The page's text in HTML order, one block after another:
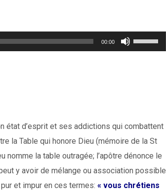
00:00
Utilisez
les
ou
diminuer
le
volume.
état d’esprit et ses addictions qui combattent
la Table qui honore Dieu (mémoire de la St
nomme la table outragée; l’apôtre dénonce le
y avoir de mélange ou association possible
et impur en ces termes: « vous chrétiens